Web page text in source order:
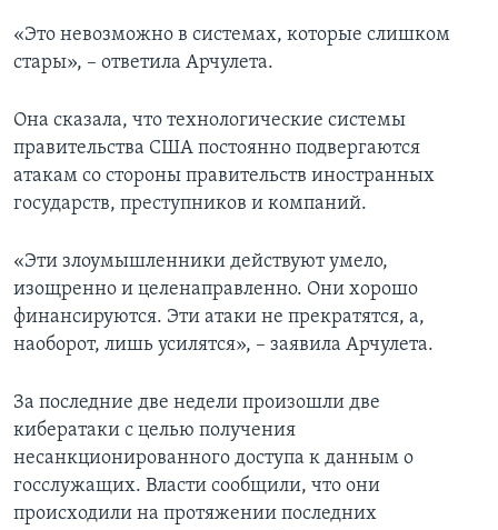
«Это невозможно в системах, которые слишком
стары», – ответила Арчулета.
Она сказала, что технологические системы
правительства США постоянно подвергаются
атакам со стороны правительств иностранных
государств, преступников и компаний.
«Эти злоумышленники действуют умело,
изощренно и целенаправленно. Они хорошо
финансируются. Эти атаки не прекратятся, а,
наоборот, лишь усилятся», – заявила Арчулета.
За последние две недели произошли две
кибератаки с целью получения
несанкционированного доступа к данным о
госслужащих. Власти сообщили, что они
происходили на протяжении последних